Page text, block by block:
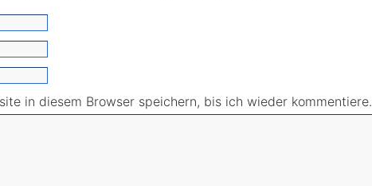
in diesem Browser speichern, bis ich wieder kommentiere.